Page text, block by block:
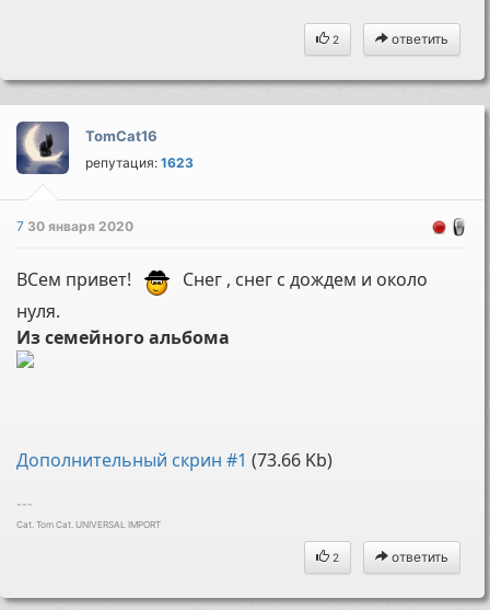
2 ответить
TomCat16
репутация:1623
7 30 января 2020
ВСем привет!
Снег , снег с дождем и около
нуля.
Из семейного альбома
Дополнительный скрин #1 (73.66 Kb)
---
Cat. Tom Cat. UNIVERSAL IMPORT
2 ответить